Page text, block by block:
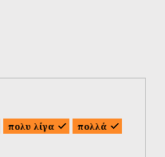
πολυ λίγα
πολλά